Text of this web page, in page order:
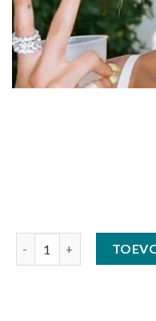
rechthoekige zonnebril